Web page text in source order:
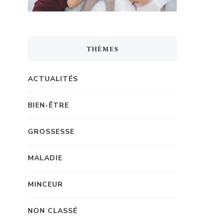
THÈMES
ACTUALITÉS
BIEN-ÊTRE
GROSSESSE
MALADIE
MINCEUR
NON CLASSÉ